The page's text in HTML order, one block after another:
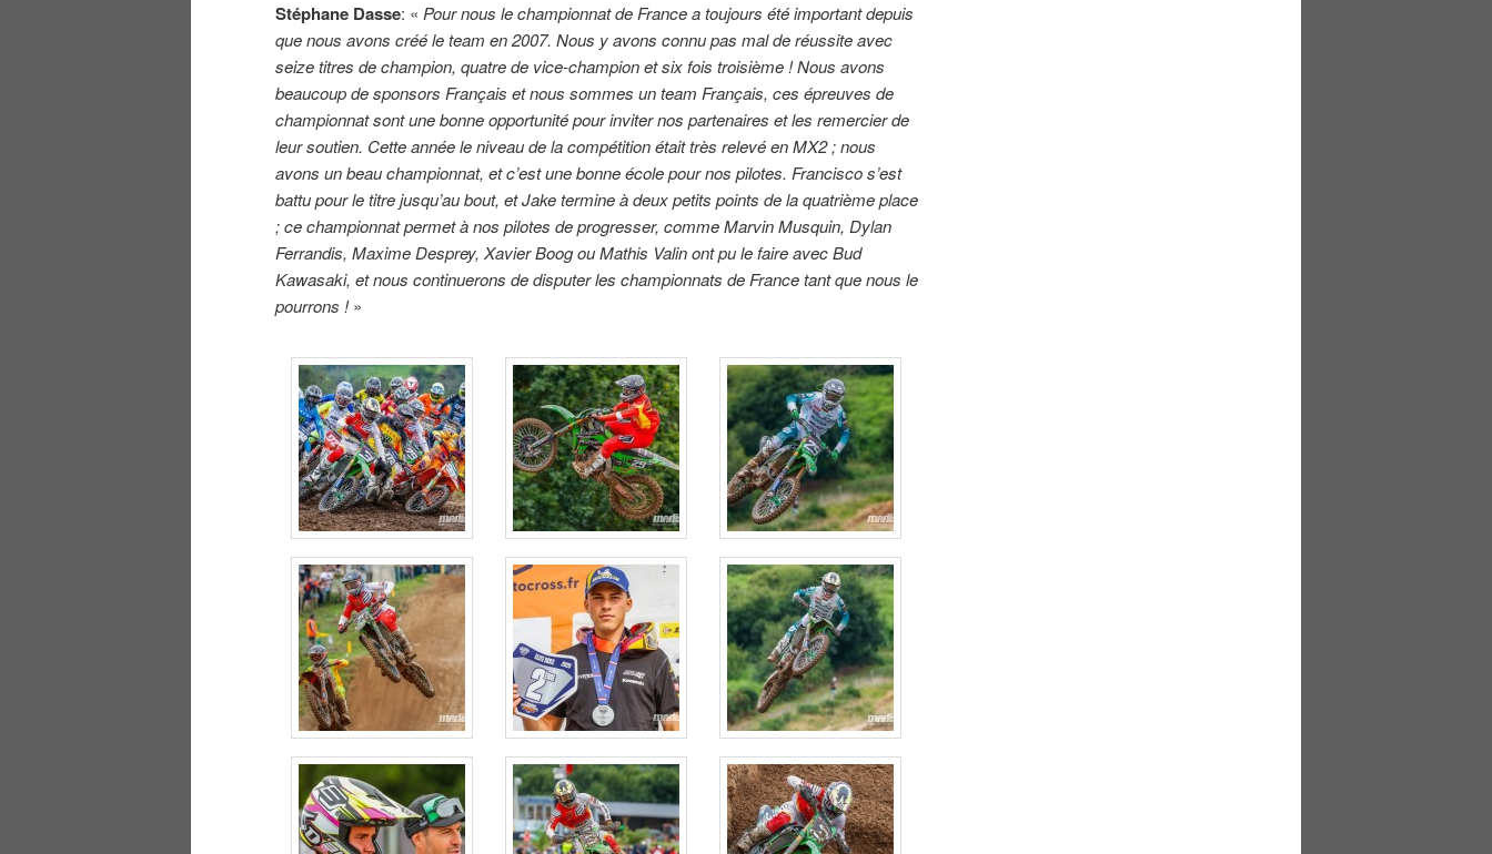
Stéphane Dasse: « Pour nous le championnat de France a toujours été important depuis
que nous avons créé le team en 2007. Nous y avons connu pas mal de réussite avec
seize titres de champion, quatre de vice-champion et six fois troisième ! Nous avons
beaucoup de sponsors Français et nous sommes un team Français, ces épreuves de
championnat sont une bonne opportunité pour inviter nos partenaires et les remercier de
leur soutien. Cette année le niveau de la compétition était très relevé en MX2 ; nous
avons un beau championnat, et c’est une bonne école pour nos pilotes. Francisco s’est
battu pour le titre jusqu’au bout, et Jake termine à deux petits points de la quatrième place
; ce championnat permet à nos pilotes de progresser, comme Marvin Musquin, Dylan
Ferrandis, Maxime Desprey, Xavier Boog ou Mathis Valin ont pu le faire avec Bud
Kawasaki, et nous continuerons de disputer les championnats de France tant que nous le
pourrons !»